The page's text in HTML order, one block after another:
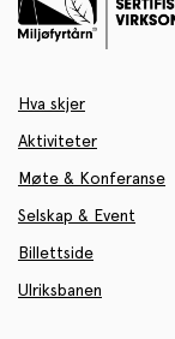
Hva skjer
Aktiviteter
Møte & Konferanse
Selskap & Event
Billettside
Ulriksbanen